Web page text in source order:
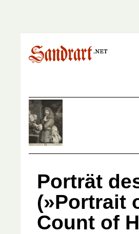
Porträt
(»Portrait
Count of